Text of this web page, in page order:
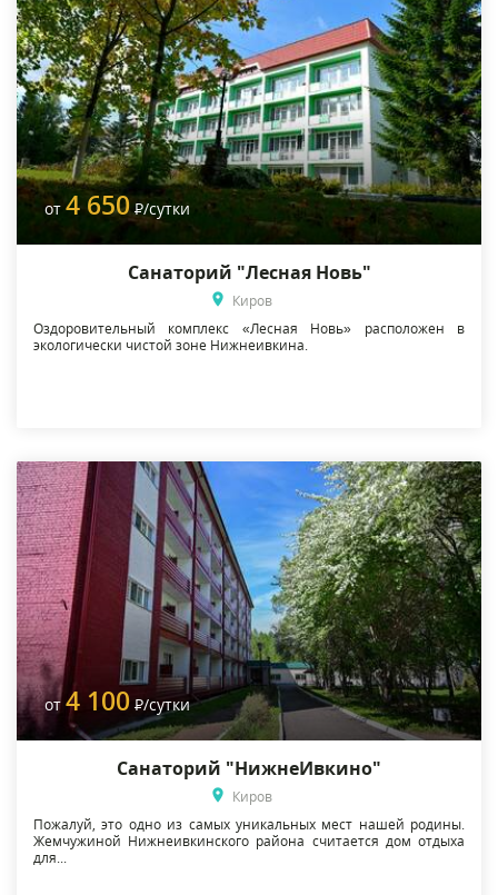
от 4 650 Р/сутки
Санаторий "Лесная Новь"
Киров
Оздоровительный комплекс «Лесная Новь» расположен в
экологически чистой зоне Нижнеивкина.
от4 100 Р/сутки
Санаторий "НижнеИвкино"
Киров
Пожалуй, это одно из самых уникальных мест нашей родины.
Жемчужиной Нижнеивкинского района считается дом отдыха
для...